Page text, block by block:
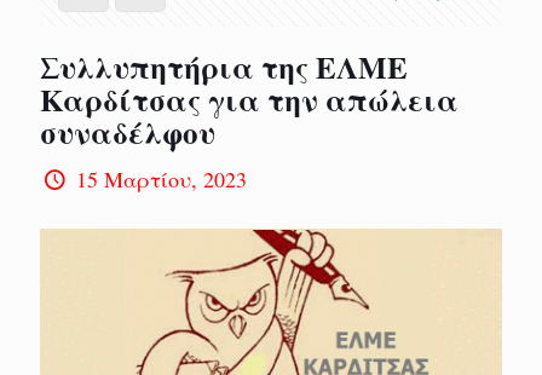
Συλλυπητήρια της ΕΛΜΕ
Καρδίτσας για την απώλεια
συναδέλφου
15 Μαρτίου, 2023